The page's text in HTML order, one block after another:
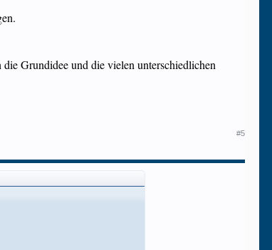
Grundidee und die vielen unterschiedlichen
#5